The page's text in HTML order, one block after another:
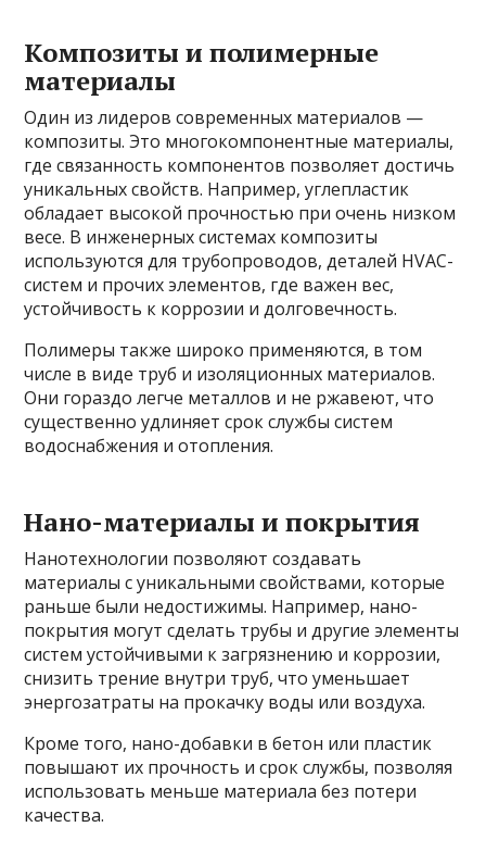
Композиты и полимерные
материалы
Один из лидеров современных материалов —
композиты. Это многокомпонентные материалы,
где связанность компонентов позволяет достичь
уникальных свойств. Например, углепластик
обладает высокой прочностью при очень низком
весе. В инженерных системах композиты
используются для трубопроводов, деталей HVAC-
систем и прочих элементов, где важен вес,
устойчивость к коррозии и долговечность.
Полимеры также широко применяются, в том
числе в виде труб и изоляционных материалов.
Они гораздо легче металлов и не ржавеют, что
существенно удлиняет срок службы систем
водоснабжения и отопления.
Нано-материалы и покрытия
Нанотехнологии позволяют создавать
материалы с уникальными свойствами, которые
раньше были недостижимы. Например, нано-
покрытия могут сделать трубы и другие элементы
систем устойчивыми к загрязнению и коррозии,
снизить трение внутри труб, что уменьшает
энергозатраты на прокачку воды или воздуха.
Кроме того, нано-добавки в бетон или пластик
повышают их прочность и срок службы, позволяя
использовать меньше материала без потери
качества.